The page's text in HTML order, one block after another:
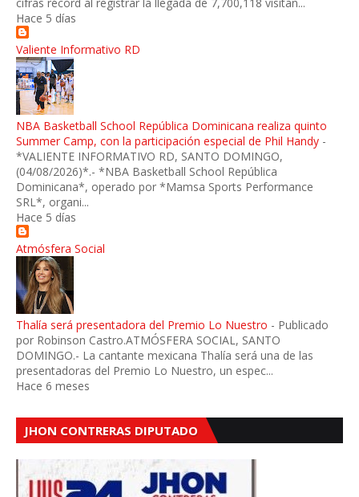
Hace 5 días
Valiente Informativo RD
NBA Basketball School República Dominicana realiza quinto
Summer Camp, con la participación especial de Phil Handy -
*VALIENTE INFORMATIVO RD, SANTO DOMINGO,
(04/08/2026)*.- *NBA Basketball School República
Dominicana*, operado por *Mamsa Sports Performance
SRL*, organi...
Hace 5 días
Atmósfera Social
Thalía será presentadora del Premio Lo Nuestro - Publicado
por Robinson Castro.ATMÓSFERA SOCIAL, SANTO
DOMINGO.- La cantante mexicana Thalía será una de las
presentadoras del Premio Lo Nuestro, un espec...
Hace 6 meses
JHON CONTRERAS DIPUTADO